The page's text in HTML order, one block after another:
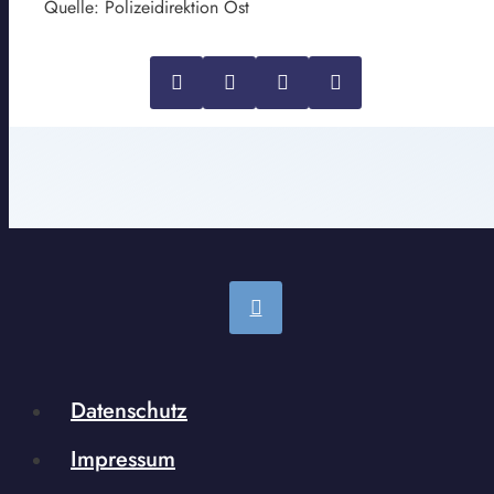
Quelle: Polizeidirektion Ost
Datenschutz
Impressum